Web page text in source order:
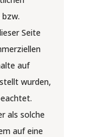
Seite
auf
wurden,
als solche
auf eine